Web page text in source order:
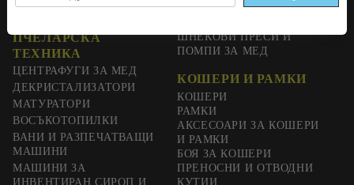
ПЧЕЛАРСКА
ТЕХНИКА
ЦЕНТРАФУГИ ЗА МЕД
ДЕКРИСТАЛИЗАТОРИ
МАТУРАТОРИ
ВОСЪКОТОПИЛКИ
ВАНИ И РАЗПЕЧАТВАЩИ
МАШИНИ
МАШИНИ ЗА
ИНВЕНТИРАН СИРОП И
ШНЕКОВИ ПРЕСИ И
ПОМПИ ЗА МЕД
КОШЕРИ И РАМКИ
КОШЕРИ
РАМКИ
АКСЕСОАРИ ЗА КОШЕРИ
И РАМКИ
БОЯ ЗА КОШЕРИ
ПРЕНОСНИ И ОТВОДНИ
КУТИИ